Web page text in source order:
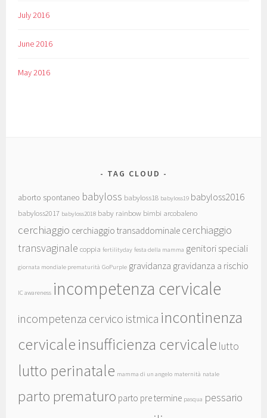
July 2016
June 2016
May 2016
TAG CLOUD
aborto spontaneo babyloss babyloss18 babyloss19 babyloss2016
babyloss2017 babyloss2018 baby rainbow bimbi arcobaleno
cerchiaggio cerchiaggio transaddominale cerchiaggio
transvaginale coppia fertilityday festa della mamma genitori speciali
giornata mondiale prematurità GoPurple gravidanza gravidanza a rischio
IC awareness incompetenza cervicale
incompetenza cervico istmica incontinenza
cervicaleinsufficienza cervicale lutto
lutto perinatale mamma di un angelo maternità natale
parto prematuro parto pre termine pasqua pessario